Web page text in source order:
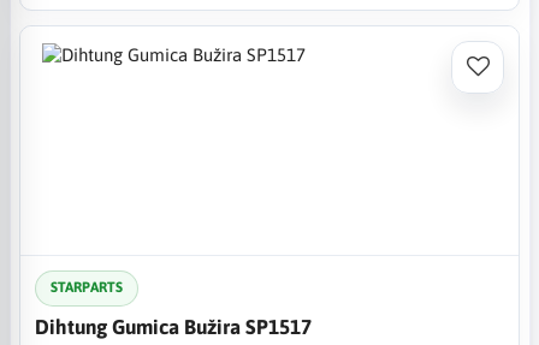
STARPARTS
Dihtung Gumica Bužira SP1517